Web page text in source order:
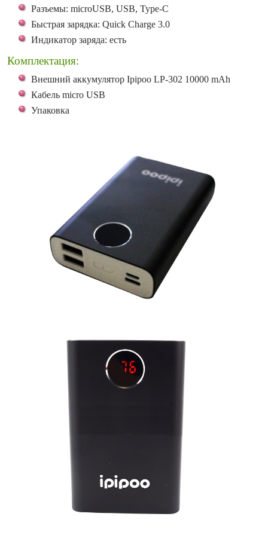
Разъемы: microUSB, USB, Type-C
Быстрая зарядка: Quick Charge 3.0
Индикатор заряда: есть
Комплектация:
Внешний аккумулятор Ipipoo LP-302 10000 mAh
Кабель micro USB
Упаковка